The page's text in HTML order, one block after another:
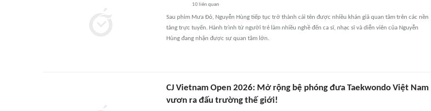
10liên quan
Sau phim Mưa Đỏ, Nguyễn Hùng tiếp tục trở thành cái tên được nhiều khán giả quan tâm trên các nền
tảng trực tuyến. Hành trình từ người trẻ làm nhiều nghề đến ca sĩ, nhạc sĩ và diễn viên của Nguyễn
Hùng đang nhận được sự quan tâm lớn.
CJ Vietnam Open 2026: Mở rộng bệ phóng đưa Taekwondo Việt Nam
vươn ra đấu trường thế giới!